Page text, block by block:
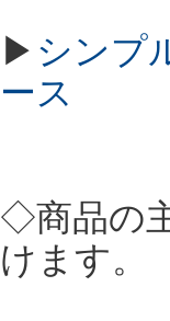
▶ シンプ
ース
◇商品の
けます。